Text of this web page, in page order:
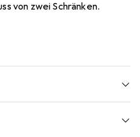
von zwei Schränken.